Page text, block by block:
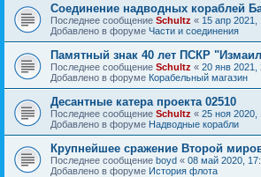
Соединение надводных кораблей
Последнее сообщение Schultz « 15 апр 2021,
Добавлено в форуме Части и соединения
Памятный знак 40 лет ПСКР
Последнее сообщение Schultz « 20 янв 2021,
Добавлено в форуме Корабельный магазин
Десантные катера проекта 02510
Последнее сообщение Schultz « 25 ноя 2020,
Добавлено в форуме Надводные корабли
Крупнейшее сражение Второй
Последнее сообщение boyd « 08 май 2020,
Добавлено в форуме История флота